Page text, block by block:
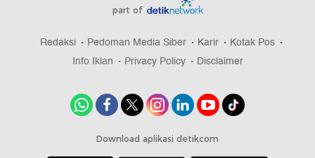
part of
Redaksi Pedoman Media Siber Karir
Kotak Pos
Info Iklan
Privacy Policy Disclaimer
Download aplikasi detikcom